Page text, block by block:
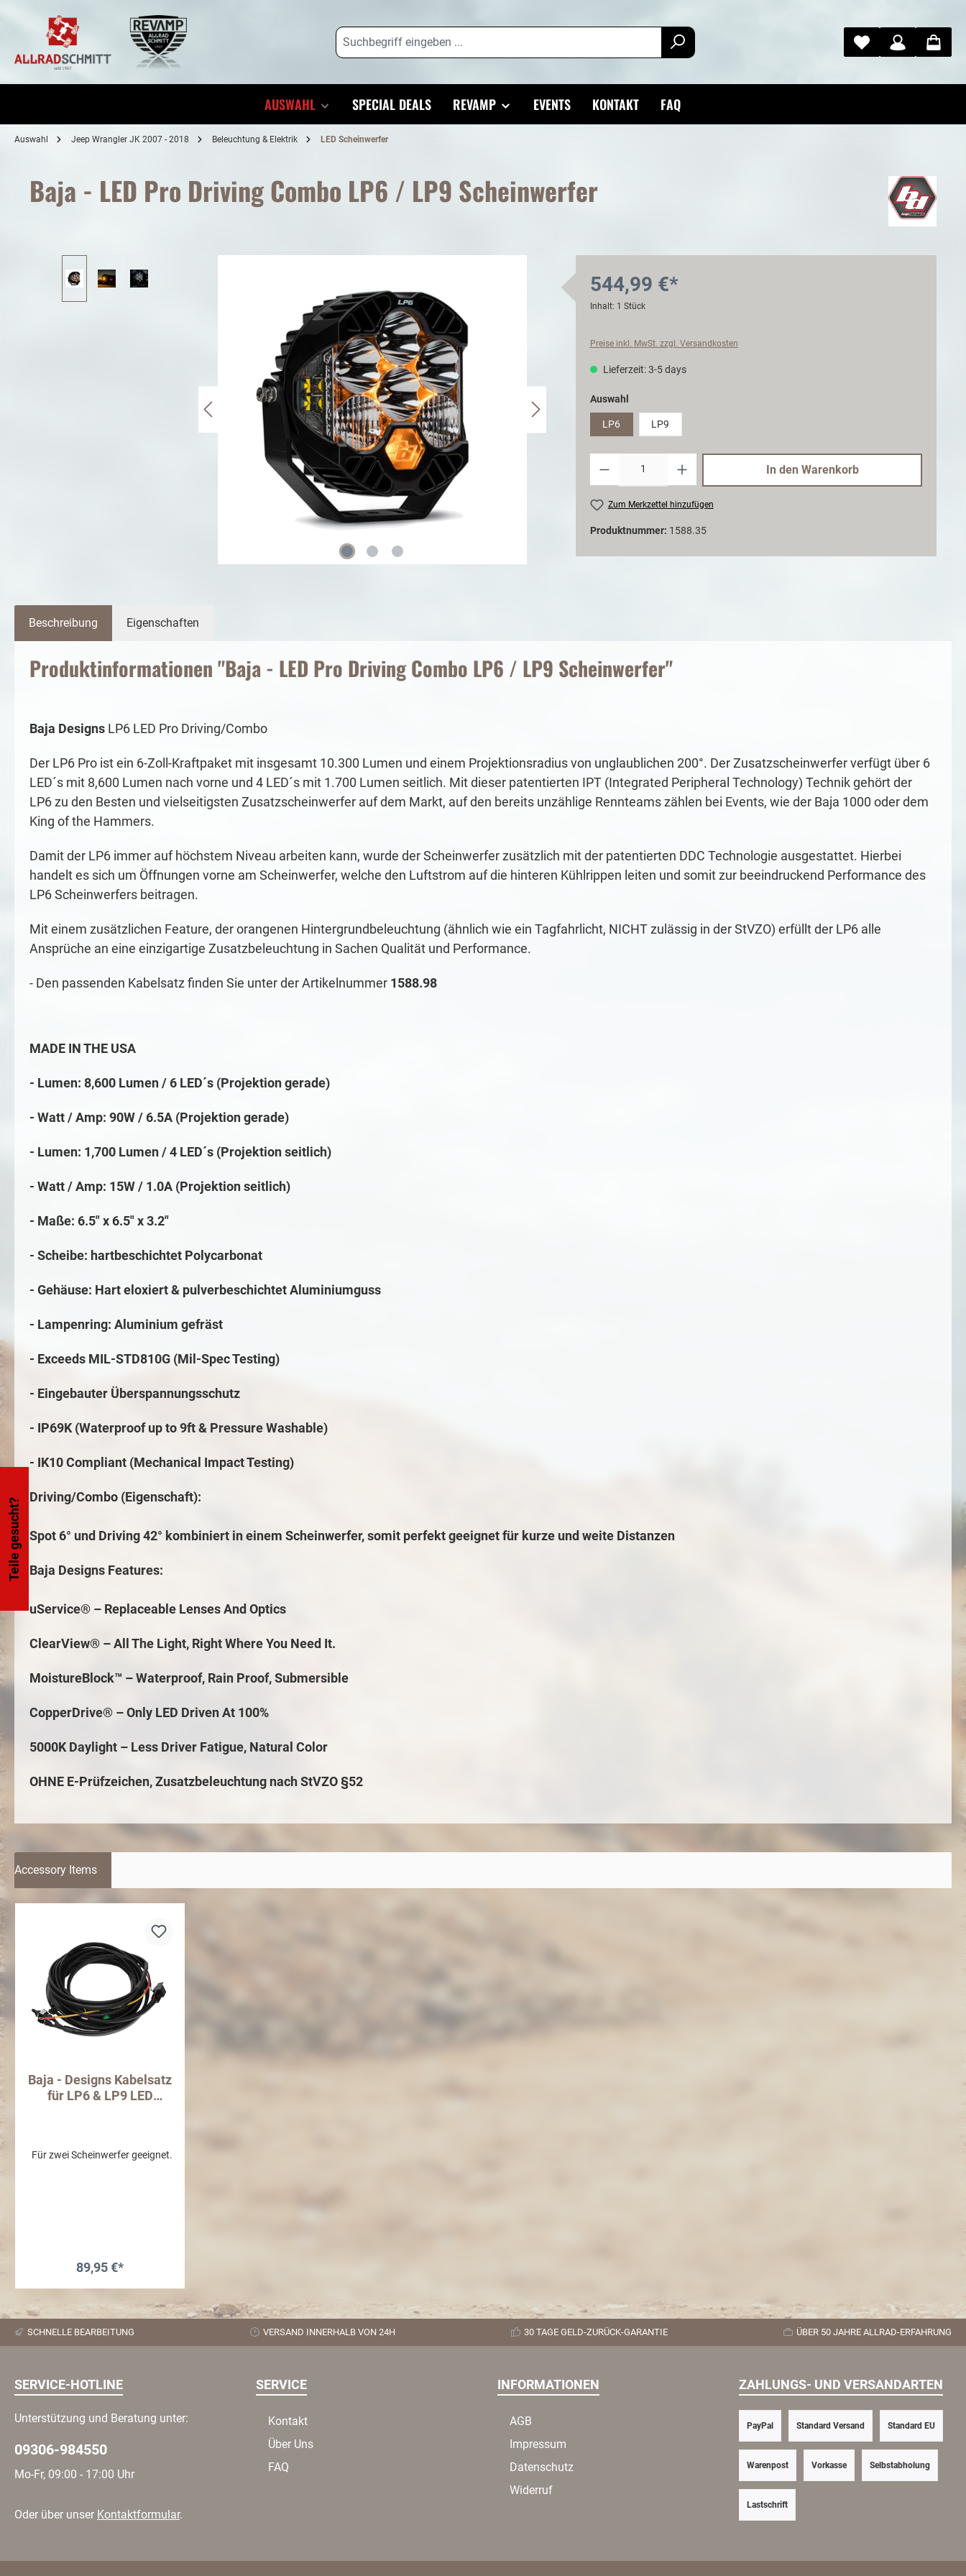
springen
AUSWAHL SPECIAL DEALS REVAMP EVENTS KONTAKT FAQ
Auswahl Jeep Wrangler JK 2007 - 2018 Beleuchtung & Elektrik LED Scheinwerfer
Baja - LED Pro Driving Combo LP6 / LP9 Scheinwerfer
544,99 €*
Inhalt: 1 Stück
Preise inkl. MwSt. zzgl. Versandkosten
Lieferzeit: 3-5 days
Auswahl
LP6 LP9
In den Warenkorb
Zum Merkzettel hinzufügen
Produktnummer: 1588.35
Beschreibung Eigenschaften
Produktinformationen "Baja - LED Pro Driving Combo LP6 / LP9 Scheinwerfer"
Baja Designs LP6 LED Pro Driving/Combo
Der LP6 Pro ist ein 6-Zoll-Kraftpaket mit insgesamt 10.300 Lumen und einem Projektionsradius von unglaublichen 200°. Der Zusatzscheinwerfer verfügt über 6
LED´s mit 8,600 Lumen nach vorne und 4 LED´s mit 1.700 Lumen seitlich. Mit dieser patentierten IPT (Integrated Peripheral Technology) Technik gehört der
LP6 zu den Besten und vielseitigsten Zusatzscheinwerfer auf dem Markt, auf den bereits unzählige Rennteams zählen bei Events, wie der Baja 1000 oder dem
King of the Hammers.
Damit der LP6 immer auf höchstem Niveau arbeiten kann, wurde der Scheinwerfer zusätzlich mit der patentierten DDC Technologie ausgestattet. Hierbei
handelt es sich um Öffnungen vorne am Scheinwerfer, welche den Luftstrom auf die hinteren Kühlrippen leiten und somit zur beeindruckend Performance des
LP6 Scheinwerfers beitragen.
Mit einem zusätzlichen Feature, der orangenen Hintergrundbeleuchtung (ähnlich wie ein Tagfahrlicht, NICHT zulässig in der StVZO) erfüllt der LP6 alle
Ansprüche an eine einzigartige Zusatzbeleuchtung in Sachen Qualität und Performance.
- Den passenden Kabelsatz finden Sie unter der Artikelnummer 1588.98
MADE IN THE USA
- Lumen: 8,600 Lumen / 6 LED´s (Projektion gerade)
- Watt / Amp: 90W / 6.5A (Projektion gerade)
- Lumen: 1,700 Lumen / 4 LED´s (Projektion seitlich)
- Watt / Amp: 15W / 1.0A (Projektion seitlich)
- Maße: 6.5" x 6.5" x 3.2"
- Scheibe: hartbeschichtet Polycarbonat
- Gehäuse: Hart eloxiert & pulverbeschichtet Aluminiumguss
- Lampenring: Aluminium gefräst
- Exceeds MIL-STD810G (Mil-Spec Testing)
- Eingebauter Überspannungsschutz
- IP69K (Waterproof up to 9ft & Pressure Washable)
- IK10 Compliant (Mechanical Impact Testing)
Driving/Combo (Eigenschaft):
Spot 6° und Driving 42° kombiniert in einem Scheinwerfer, somit perfekt geeignet für kurze und weite Distanzen
Baja Designs Features:
uService® – Replaceable Lenses And Optics
ClearView® – All The Light, Right Where You Need It.
MoistureBlock™ – Waterproof, Rain Proof, Submersible
CopperDrive® – Only LED Driven At 100%
5000K Daylight – Less Driver Fatigue, Natural Color
OHNE E-Prüfzeichen, Zusatzbeleuchtung nach StVZO §52
Accessory Items
Baja - Designs Kabelsatz
für LP6 & LP9 LED
Für zwei Scheinwerfer geeignet.
89,95 €*
SCHNELLE BEARBEITUNG VERSAND INNERHALB VON 24H 30 TAGE GELD-ZURÜCK-GARANTIE ÜBER 50 JAHRE ALLRAD-ERFAHRUNG
SERVICE-HOTLINE
Unterstützung und Beratung unter:
09306-984550
Mo-Fr, 09:00 - 17:00 Uhr
Oder über unser Kontaktformular.
SERVICE
Kontakt
Über Uns
FAQ
INFORMATIONEN
AGB
Impressum
Datenschutz
Widerruf
ZAHLUNGS- UND VERSANDARTEN
Vorkasse
PayPal
Lastschrift
Standard Versand Standard EU
Warenpost Selbstabholung
Teile gesucht?